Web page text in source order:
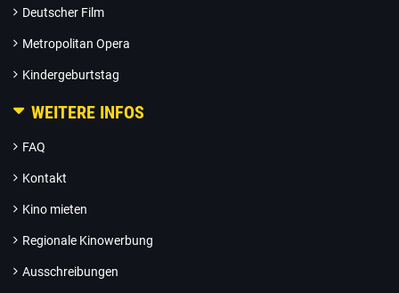
Deutscher Film
Metropolitan Opera
Kindergeburtstag
WEITERE INFOS
FAQ
Kontakt
Kino mieten
Regionale Kinowerbung
Ausschreibungen